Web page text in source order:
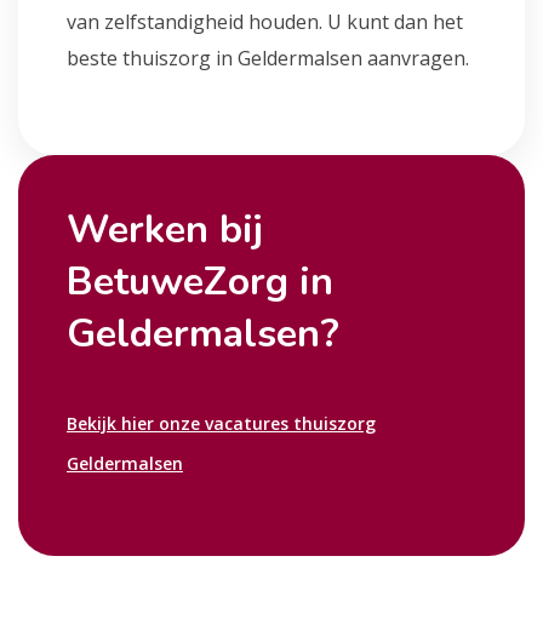
van zelfstandigheid houden. U kunt dan het
beste thuiszorg in Geldermalsen aanvragen.
Werken bij
BetuweZorg in
Geldermalsen?
Bekijk hier onze vacatures thuiszorg
Geldermalsen